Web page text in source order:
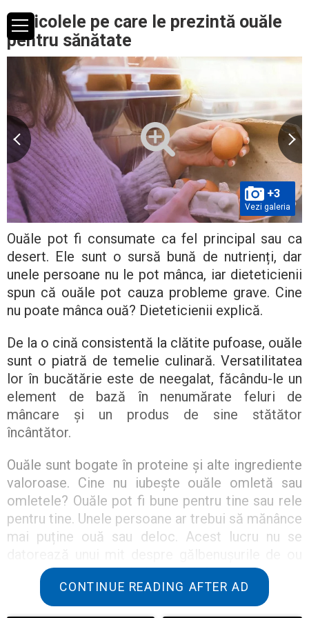
Pericolele pe care le prezintă ouăle
pentru sănătate
+3
Vezi galeria
Ouăle pot fi consumate ca fel principal sau ca
desert. Ele sunt o sursă bună de nutrienți, dar
unele persoane nu le pot mânca, iar dieteticienii
spun că ouăle pot cauza probleme grave. Cine
nu poate mânca ouă? Dieteticienii explică.
De la o cină consistentă la clătite pufoase, ouăle
sunt o piatră de temelie culinară. Versatilitatea
lor în bucătărie este de neegalat, făcându-le un
element de bază în nenumărate feluri de
mâncare și un produs de sine stătător
încântător.
Ouăle sunt bogate în proteine și alte ingrediente
valoroase. Cine nu iubește ouăle omletă sau
omletele? Ouăle pot fi bune pentru tine sau rele
pentru tine. Unele persoane ar trebui să mănânce
mai puține ouă sau deloc. Acest lucru nu se
care provoacă boli de inimă. Ci din cauza a ceea
ce experții în nutriție știu de mult timp. Ouăle
sunt unul dintre cei mai comuni alergeni din dieta
CONTINUE READING AFTER AD